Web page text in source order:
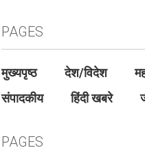
PAGES
मुख्यपृष्ठ देश/विदेश
संपादकीय
हिंदी खबरे
PAGES